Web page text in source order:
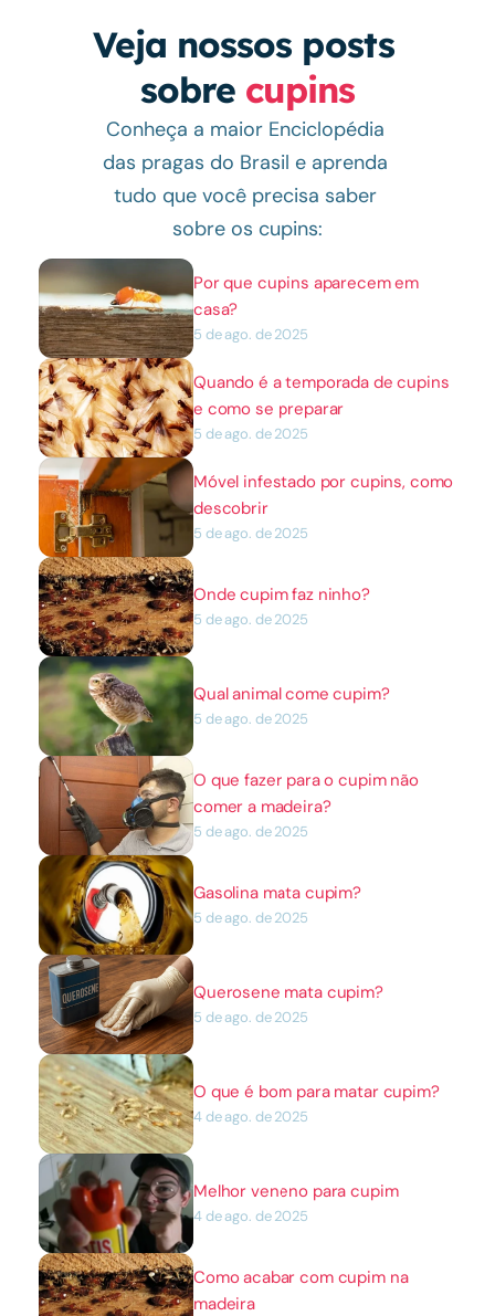
Veja nossos posts
sobre cupins
Conheça a maior Enciclopédia
das pragas do Brasil e aprenda
tudo que você precisa saber
sobre os cupins:
Por que cupins aparecem em
casa?
5 de ago. de 2025
Quando é a temporada de cupins
e como se preparar
5 de ago. de 2025
Móvel infestado por cupins, como
descobrir
5 de ago. de 2025
Onde cupim faz ninho?
5 de ago. de 2025
Qual animal come cupim?
5 de ago. de 2025
O que fazer para o cupim não
comer a madeira?
5 de ago. de 2025
Gasolina mata cupim?
5 de ago. de 2025
Querosene mata cupim?
5 de ago. de 2025
O que é bom para matar cupim?
4 de ago. de 2025
Melhor veneno para cupim
4 de ago. de 2025
Como acabar com cupim na
madeira